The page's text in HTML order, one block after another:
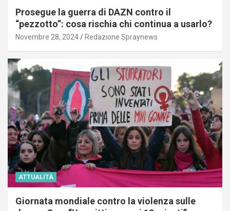
Prosegue la guerra di DAZN contro il
“pezzotto”: cosa rischia chi continua a usarlo?
Novembre 28, 2024 Redazione Spraynews
ATTUALITÀ
Giornata mondiale contro la violenza sulle